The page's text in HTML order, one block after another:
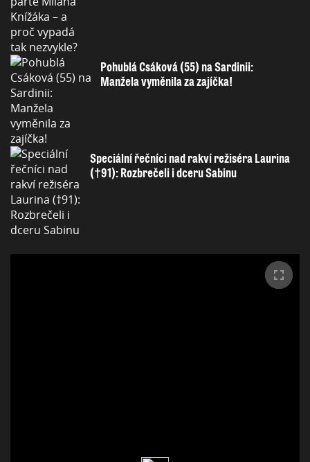
Pohublá Csáková (55) na Sardinii:
Manžela vyměnila za zajíčka!
Speciální řečníci nad rakví režiséra Laurina
(†91): Rozbrečeli i dceru Sabinu